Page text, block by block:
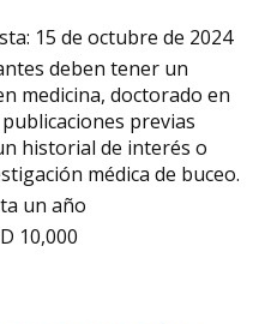
15 de octubre de 2024
deben tener un
medicina, doctorado en
previas
historial de interés o
médica de buceo.
un año
10,000